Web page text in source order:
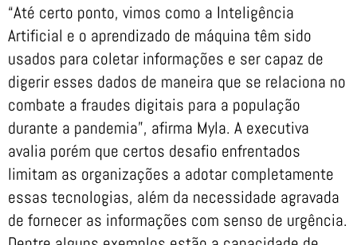
“Até certo ponto, vimos como a Inteligência
Artificial e o aprendizado de máquina têm sido
usados para coletar informações e ser capaz de
digerir esses dados de maneira que se relaciona no
combate a fraudes digitais para a população
durante a pandemia”, afirma Myla. A executiva
avalia porém que certos desafio enfrentados
limitam as organizações a adotar completamente
essas tecnologias, além da necessidade agravada
de fornecer as informações com senso de urgência.